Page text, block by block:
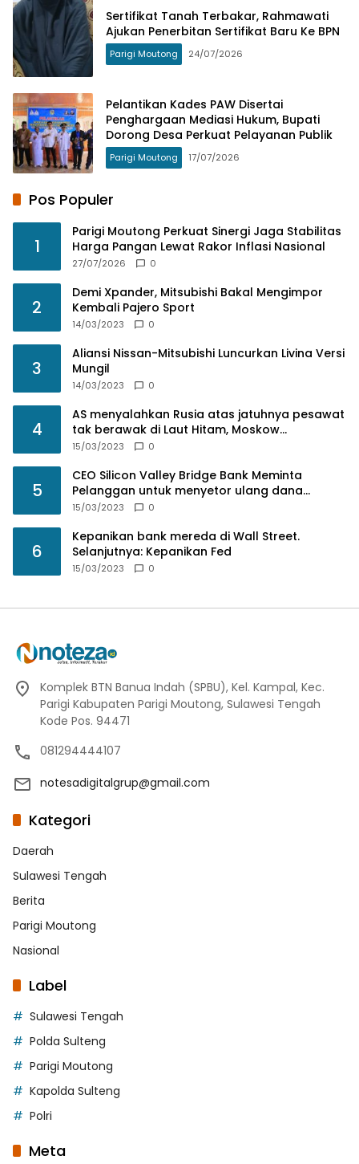
Sertifikat Tanah Terbakar, Rahmawati
Ajukan Penerbitan Sertifikat Baru Ke BPN
Parigi Moutong 24/07/2026
Pelantikan Kades PAW Disertai
Penghargaan Mediasi Hukum, Bupati
Dorong Desa Perkuat Pelayanan Publik
Parigi Moutong 17/07/2026
Pos Populer
1
Parigi Moutong Perkuat Sinergi Jaga Stabilitas
Harga Pangan Lewat Rakor Inflasi Nasional
27/07/2026 0
2
Demi Xpander, Mitsubishi Bakal Mengimpor
Kembali Pajero Sport
14/03/2023 0
3
Aliansi Nissan-Mitsubishi Luncurkan Livina Versi
Mungil
14/03/2023 0
4
AS menyalahkan Rusia atas jatuhnya pesawat
tak berawak di Laut Hitam, Moskow
menyangkal
15/03/2023 0
5
CEO Silicon Valley Bridge Bank Meminta
Pelanggan untuk menyetor ulang dana
Mereka
15/03/2023 0
6
Kepanikan bank mereda di Wall Street.
Selanjutnya: Kepanikan Fed
15/03/2023 0
Komplek BTN Banua Indah (SPBU), Kel. Kampal, Kec.
Parigi Kabupaten Parigi Moutong, Sulawesi Tengah
Kode Pos. 94471
081294444107
notesadigitalgrup@gmail.com
Kategori
Daerah
Sulawesi Tengah
Berita
Parigi Moutong
Nasional
Label
Sulawesi Tengah
Polda Sulteng
Parigi Moutong
Kapolda Sulteng
Polri
Meta